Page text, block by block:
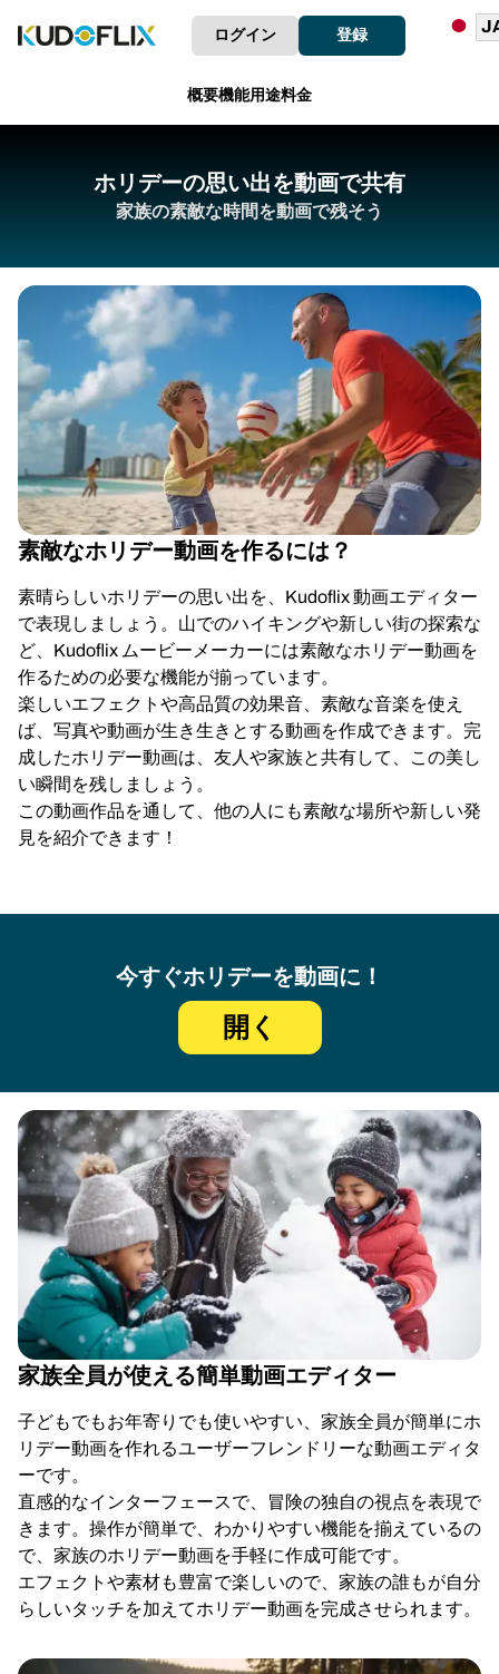
概要機能用途料金
ログイン 登録
ホリデーの思い出を動画で共有
家族の素敵な時間を動画で残そう
素敵なホリデー動画を作るには？
素晴らしいホリデーの思い出を、Kudoflix 動画エディター
で表現しましょう。山でのハイキングや新しい街の探索な
ど、Kudoflix ムービーメーカーには素敵なホリデー動画を
作るための必要な機能が揃っています。
楽しいエフェクトや高品質の効果音、素敵な音楽を使え
ば、写真や動画が生き生きとする動画を作成できます。完
成したホリデー動画は、友人や家族と共有して、この美し
い瞬間を残しましょう。
この動画作品を通して、他の人にも素敵な場所や新しい発
見を紹介できます！
今すぐホリデーを動画に！
開く
家族全員が使える簡単動画エディター
子どもでもお年寄りでも使いやすい、家族全員が簡単にホ
リデー動画を作れるユーザーフレンドリーな動画エディタ
ーです。
直感的なインターフェースで、冒険の独自の視点を表現で
きます。操作が簡単で、わかりやすい機能を揃えているの
で、家族のホリデー動画を手軽に作成可能です。
エフェクトや素材も豊富で楽しいので、家族の誰もが自分
らしいタッチを加えてホリデー動画を完成させられます。